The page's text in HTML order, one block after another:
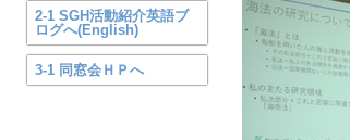
2-1 SGH活動紹介英語ブ
ログへ(English)
3-1 同窓会ＨＰへ